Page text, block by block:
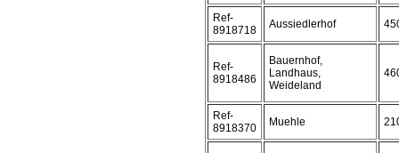
Ref-
8918718
Aussiedlerhof
Ref-
8918486
Bauernhof,
Landhaus,
Weideland
Ref-
8918370
Muehle